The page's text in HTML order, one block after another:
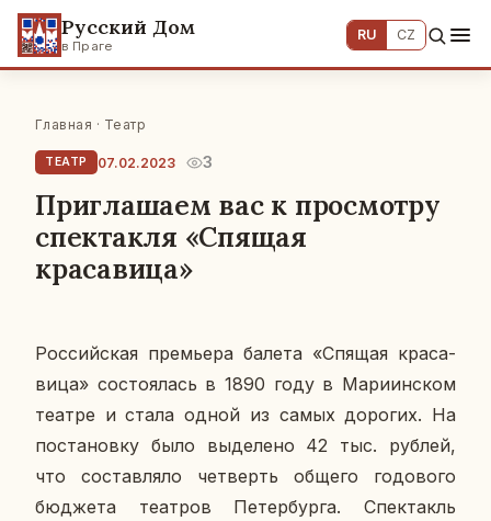
Русский Дом
в Праге
RU CZ
Главная · Театр
ТЕАТР 07.02.2023 3
Приглашаем вас к просмотру
спектакля «Спящая
красавица»
Рос­сий­ская пре­мье­ра балета «Спящая кра­са­
ви­ца» со­сто­я­лась в 1890 году в Ма­ри­ин­ском
театре и стала одной из самых до­ро­гих. На
по­ста­нов­ку было вы­де­ле­но 42 тыс. рублей,
что со­став­ля­ло чет­верть общего го­до­во­го
бюд­же­та те­ат­ров Пе­тер­бур­га. Спек­такль